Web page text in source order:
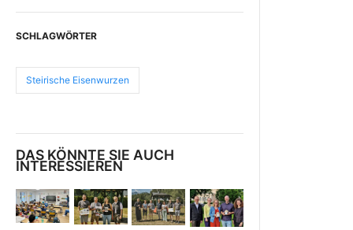
SCHLAGWÖRTER
Steirische Eisenwurzen
DAS KÖNNTE SIE AUCH
INTERESSIEREN